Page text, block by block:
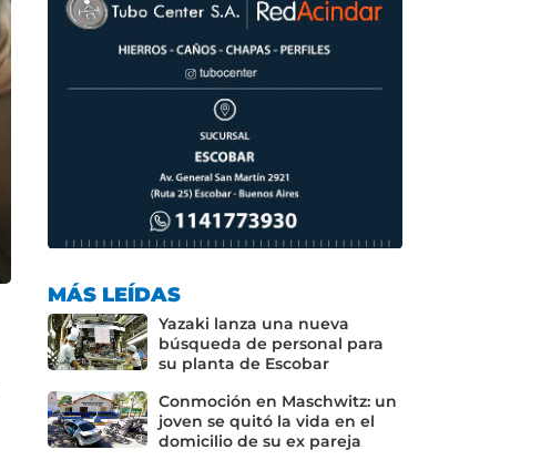
MÁS LEÍDAS
Yazaki lanza una nueva
búsqueda de personal para
su planta de Escobar
Conmoción en Maschwitz: un
joven se quitó la vida en el
domicilio de su ex pareja